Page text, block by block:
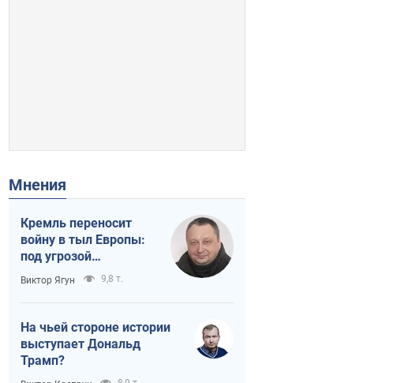
Мнения
Кремль переносит
войну в тыл Европы:
под угрозой
критическая
логистика
Виктор Ягун 9,8 т.
На чьей стороне истории
выступает Дональд
Трамп?